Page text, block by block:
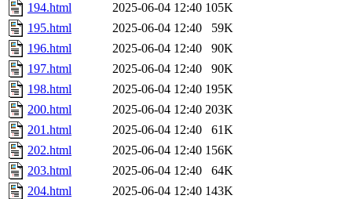
194.html
2025-06-04 12:40 105K
195.html
2025-06-04 12:40
59K
196.html
2025-06-04 12:40
90K
197.html
2025-06-04 12:40
90K
198.html
2025-06-04 12:40 195K
200.html
2025-06-04 12:40 203K
201.html
2025-06-04 12:40
61K
202.html
2025-06-04 12:40 156K
203.html
2025-06-04 12:40
64K
204.html
2025-06-04 12:40 143K